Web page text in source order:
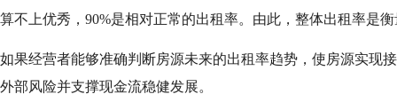
算不上优秀，90%是相对正常的出租率。由此，整体出租率是
如果经营者能够准确判断房源未来的出租率趋势，使房源实现
外部风险并支撑现金流稳健发展。